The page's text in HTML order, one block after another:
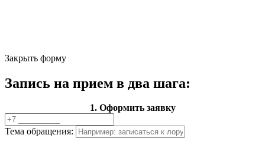
Закрыть форму
Запись на прием в два шага:
1. Оформить заявку
Тема обращения: